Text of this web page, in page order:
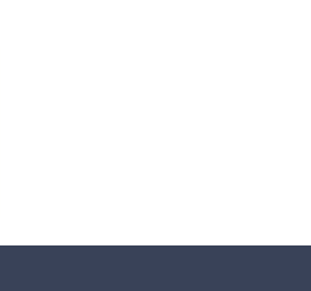
тохижилт үйлчилгээний